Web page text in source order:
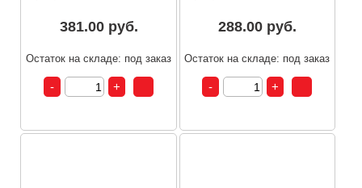
381.00 руб.
Остаток на складе: под заказ
288.00 руб.
Остаток на складе: под заказ